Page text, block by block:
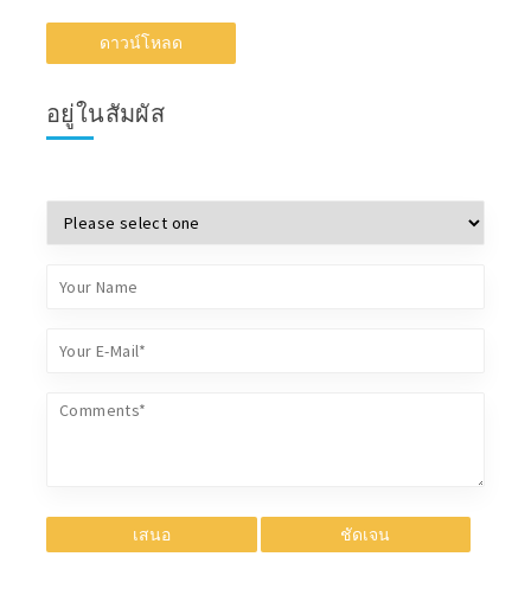
ดาวน์โหลด
อยู่ในสัมผัส
เสนอ ชัดเจน